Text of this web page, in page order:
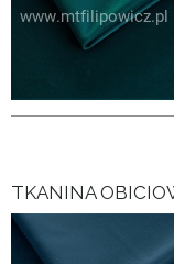
TKANINA